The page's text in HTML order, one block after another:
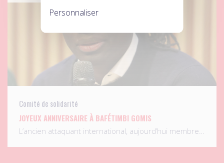
Personnaliser
Comité de solidarité
JOYEUX ANNIVERSAIRE À BAFÉTIMBI GOMIS
L’ancien attaquant international, aujourd’hui membre…